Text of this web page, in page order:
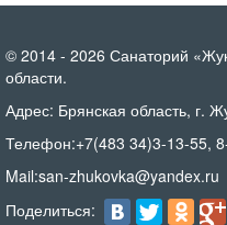
© 2014 - 2026 Санаторий
области.
Адрес: Брянская область, г.
Телефон:+7(483 34)3-13-55,
Mail:san-zhukovka@yandex.ru
Поделиться: